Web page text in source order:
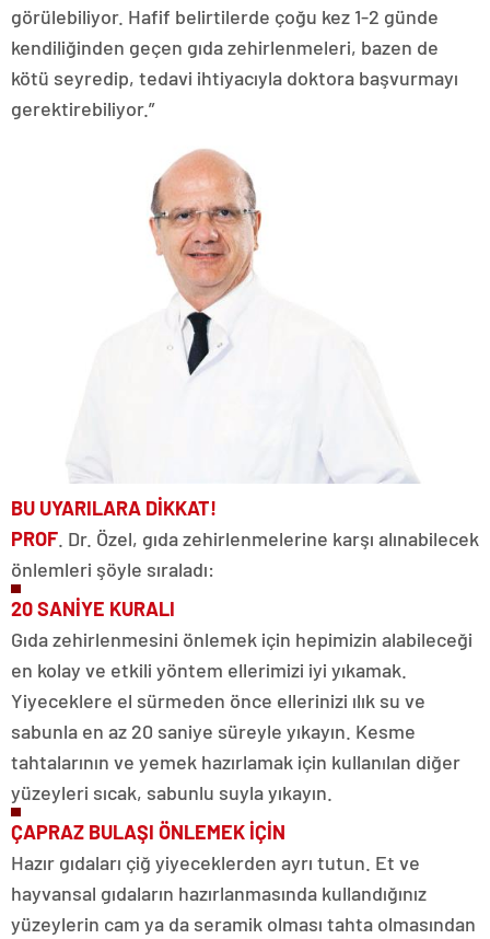
görülebiliyor. Hafif belirtilerde çoğu kez 1-2 günde
kendiliğinden geçen gıda zehirlenmeleri, bazen de
kötü seyredip, tedavi ihtiyacıyla doktora başvurmayı
gerektirebiliyor.”
BU UYARILARA DİKKAT!
PROF. Dr. Özel, gıda zehirlenmelerine karşı alınabilecek
önlemleri şöyle sıraladı:
20 SANİYE KURALI
Gıda zehirlenmesini önlemek için hepimizin alabileceği
en kolay ve etkili yöntem ellerimizi iyi yıkamak.
Yiyeceklere el sürmeden önce ellerinizi ılık su ve
sabunla en az 20 saniye süreyle yıkayın. Kesme
tahtalarının ve yemek hazırlamak için kullanılan diğer
yüzeyleri sıcak, sabunlu suyla yıkayın.
ÇAPRAZ BULAŞI ÖNLEMEK İÇİN
Hazır gıdaları çiğ yiyeceklerden ayrı tutun. Et ve
hayvansal gıdaların hazırlanmasında kullandığınız
yüzeylerin cam ya da seramik olması tahta olmasından